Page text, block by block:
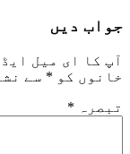
جواب دیں
آپ کا ای میل
خانوں کو * سے
تبصرہ *